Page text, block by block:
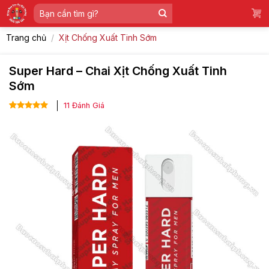
Skip
to
content
Tìm
kiếm:
Trang chủ / Xịt Chống Xuất Tinh Sớm
Super Hard – Chai Xịt Chống Xuất Tinh
Sớm
đánh giá
11 Đánh Giá